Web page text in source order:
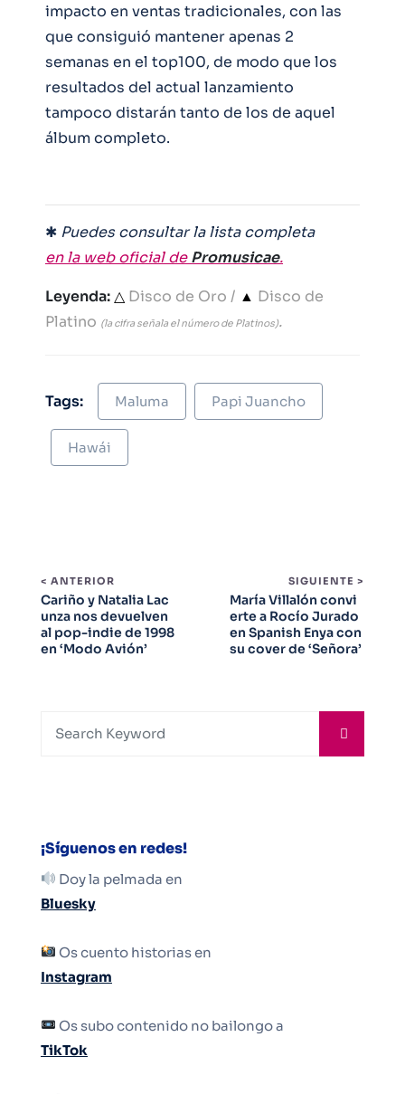
impacto en ventas tradicionales, con las
que consiguió mantener apenas 2
semanas en el top100, de modo que los
resultados del actual lanzamiento
tampoco distarán tanto de los de aquel
álbum completo.
✱ Puedes consultar la lista completa
en la web oficial dePromusicae.
Leyenda: △ Disco de Oro / ▲ Disco de
Platino (la cifra señala el número de Platinos).
Tags: Maluma Papi Juancho
Hawái
< ANTERIOR
Cariño y Natalia Lac
unza nos devuelven
al pop-indie de 1998
en ‘Modo Avión’
SIGUIENTE >
María Villalón convi
erte a Rocío Jurado
en Spanish Enya con
su cover de ‘Señora’
¡Síguenos en redes!
Doy la pelmada en
Bluesky
Os cuento historias en
Instagram
Os subo contenido no bailongo a
TikTok